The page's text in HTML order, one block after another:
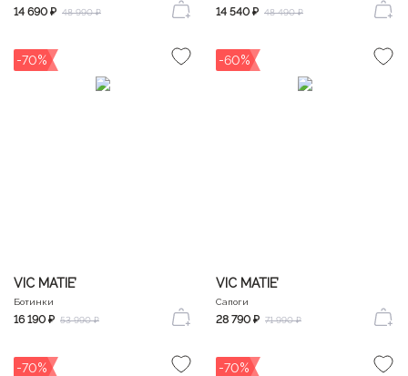
14 690 ₽ 48 990 ₽ 14 540 ₽ 48 490 ₽
-70%
VIC MATIE’
Ботинки
16 190 ₽ 53 990 ₽
-60%
VIC MATIE’
Сапоги
28 790 ₽ 71 990 ₽
-70% -70%